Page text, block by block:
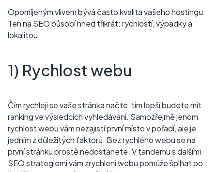
Opomíjeným vlivem bývá často kvalita vašeho hostingu.
Ten na SEO působí hned třikrát: rychlostí, výpadky a
lokalitou.
1) Rychlost webu
Čím rychleji se vaše stránka načte, tím lepší budete mít
ranking ve výsledcích vyhledávání. Samozřejmě jenom
rychlost webu vám nezajistí první místo v pořadí, ale je
jedním z důležitých faktorů. Bez rychlého webu se na
první stránku prostě nedostanete. V tandemu s dalšími
SEO strategiemi vám zrychlení webu pomůže šplhat po